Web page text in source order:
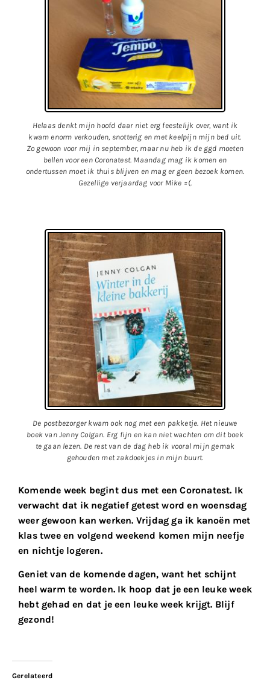
Helaas denkt mijn hoofd daar niet erg feestelijk over, want ik
kwam enorm verkouden, snotterig en met keelpijn mijn bed uit.
Zo gewoon voor mij in september, maar nu heb ik de ggd moeten
bellen voor een Coronatest. Maandag mag ik komen en
ondertussen moet ik thuis blijven en mag er geen bezoek komen.
Gezellige verjaardag voor Mike =(.
De postbezorger kwam ook nog met een pakketje. Het nieuwe
boek van Jenny Colgan. Erg fijn en kan niet wachten om dit boek
te gaan lezen. De rest van de dag heb ik vooral mijn gemak
gehouden met zakdoekjes in mijn buurt.
Komende week begint dus met een Coronatest. Ik
verwacht dat ik negatief getest word en woensdag
weer gewoon kan werken. Vrijdag ga ik kanoën met
klas twee en volgend weekend komen mijn neefje
en nichtje logeren.
Geniet van de komende dagen, want het schijnt
heel warm te worden. Ik hoop dat je een leuke week
hebt gehad en dat je een leuke week krijgt. Blijf
gezond!
Gerelateerd